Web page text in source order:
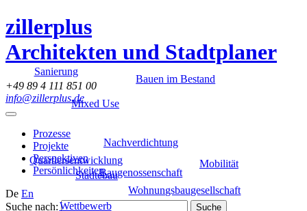
zillerplus
Architekten und Stadtplaner
+49 89 4 111 851 00
info@zillerplus.de
Prozesse
Projekte
Perspektiven
Persönlichkeiten
De En
Suche nach:
Städtebau
Mobilität
Wettbewerb
Nachverdichtung
Mixed Use
Sanierung
Quartiersentwicklung
Bauen im Bestand
Wohnungsbaugesellschaft
Baugenossenschaft